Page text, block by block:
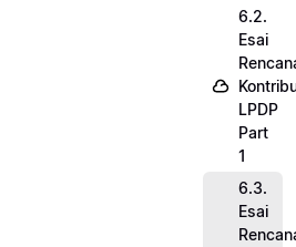
6.2.
Esai
LPDP
Part
1
6.3.
Esai